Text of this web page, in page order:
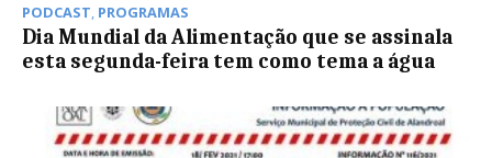
PODCAST PROGRAMAS
Dia Mundial da Alimentação que se assinala
esta segunda-feira tem como tema a água